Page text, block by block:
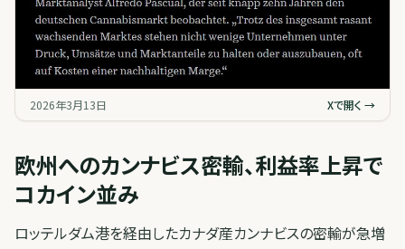
2026年3月13日 Xで開く →
欧州へのカンナビス密輸、利益率上昇で
コカイン並み
ロッテルダム港を経由したカナダ産カンナビスの密輸が急増